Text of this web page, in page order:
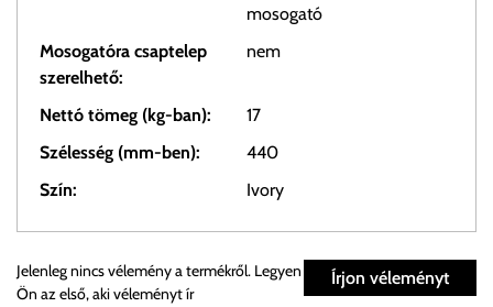
mosogató
Mosogatóra csaptelep
szerelhető:
nem
Nettó tömeg (kg-ban):
17
Szélesség (mm-ben):
440
Szín:
Ivory
Személyes átvétel:
Írjon véleményt
Jelenleg nincs vélemény a termékről. Legyen
Ön az első, aki véleményt ír